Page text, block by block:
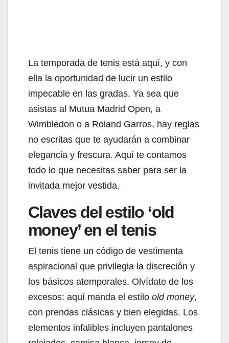
La temporada de tenis está aquí, y con
ella la oportunidad de lucir un estilo
impecable en las gradas. Ya sea que
asistas al Mutua Madrid Open, a
Wimbledon o a Roland Garros, hay reglas
no escritas que te ayudarán a combinar
elegancia y frescura. Aquí te contamos
todo lo que necesitas saber para ser la
invitada mejor vestida.
Claves del estilo ‘old
money’ en el tenis
El tenis tiene un código de vestimenta
aspiracional que privilegia la discreción y
los básicos atemporales. Olvídate de los
excesos: aquí manda el estilo old money,
con prendas clásicas y bien elegidas. Los
elementos infalibles incluyen pantalones